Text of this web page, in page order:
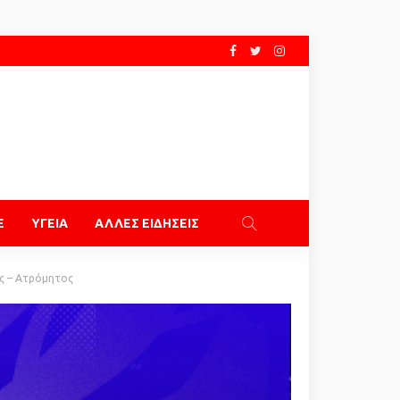
ΥΓΕΙΑ ΑΛΛΕΣ ΕΙΔΗΣΕΙΣ
– Ατρόμητος